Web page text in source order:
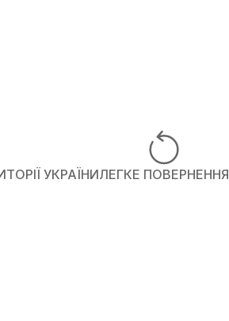
УКРАЇНИЛЕГКЕ ПОВЕРНЕННЯ